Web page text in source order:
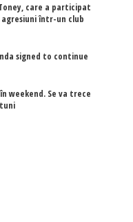
care a participat
agresiuni într-un club
signed to continue
weekend. Se va trece